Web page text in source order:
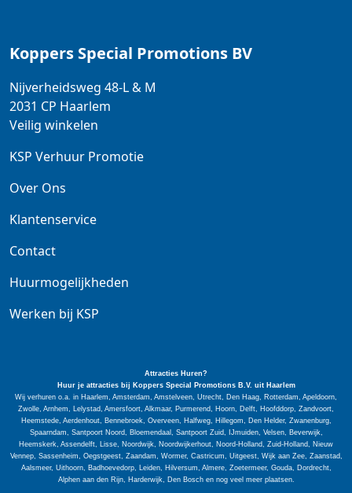
Koppers Special Promotions BV
Nijverheidsweg 48-L & M
2031 CP Haarlem
Veilig winkelen
KSP Verhuur Promotie
Over Ons
Klantenservice
Contact
Huurmogelijkheden
Werken bij KSP
Attracties Huren?
Huur je attracties bij Koppers Special
PromotionsB.V. uit Haarlem
Wij verhuren o.a. in Haarlem, Amsterdam, Amstelveen, Utrecht, Den Haag, Rotterdam, Apeldoorn,
Zwolle, Arnhem, Lelystad, Amersfoort, Alkmaar, Purmerend, Hoorn, Delft, Hoofddorp, Zandvoort,
Heemstede, Aerdenhout, Bennebroek, Overveen, Halfweg, Hillegom, Den Helder, Zwanenburg,
Spaarndam, Santpoort Noord, Bloemendaal, Santpoort Zuid, IJmuiden, Velsen, Beverwijk,
Heemskerk, Assendelft, Lisse, Noordwijk, Noordwijkerhout, Noord-Holland, Zuid-Holland, Nieuw
Vennep, Sassenheim, Oegstgeest, Zaandam, Wormer, Castricum, Uitgeest, Wijk aan Zee, Zaanstad,
Aalsmeer, Uithoorn, Badhoevedorp, Leiden, Hilversum, Almere, Zoetermeer, Gouda, Dordrecht,
Alphen aan den Rijn, Harderwijk, Den Bosch en nog veel meer plaatsen.